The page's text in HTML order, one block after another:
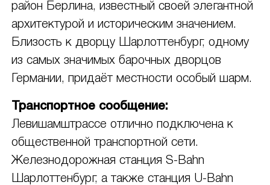
район Берлина, известный своей элегантной
архитектурой и историческим значением.
Близость к дворцу Шарлоттенбург, одному
из самых значимых барочных дворцов
Германии, придаёт местности особый шарм.
Транспортное сообщение:
Левишамштрассе отлично подключена к
общественной транспортной сети.
Железнодорожная станция S-Bahn
Шарлоттенбург, а также станция U-Bahn